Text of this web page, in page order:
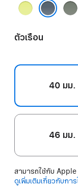
เหลือง
นีออนน้ำเงินแองเคอร์บลู
เทา
เขียว
ตัวเรือน
40 มม.
46 มม.
สามารถใช้กับ
ดูเพิ่มเติมเกี่ยวกับกา